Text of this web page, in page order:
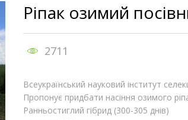
Ріпак озимий
2711
Всеукраїнський науковий інститут
Пропонує придбати насіння озимого
Ранньостиглий гібрид (300-305 днів)